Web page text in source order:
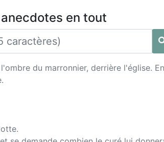
en tout
du marronnier, derrière l'église.